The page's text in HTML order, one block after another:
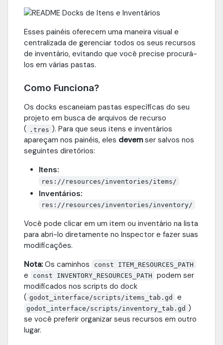
Esses painéis oferecem uma maneira visual e
centralizada de gerenciar todos os seus recursos
de inventário, evitando que você precise procurá-
los em várias pastas.
Como Funciona?
Os docks escaneiam pastas específicas do seu
projeto em busca de arquivos de recurso
( .tres ). Para que seus itens e inventários
apareçam nos painéis, eles devemser salvos nos
seguintes diretórios:
Itens:
res://resources/inventories/items/
Inventários:
res://resources/inventories/inventory/
Você pode clicar em um item ou inventário na lista
para abri-lo diretamente no Inspector e fazer suas
modificações.
Nota:Os caminhos const ITEM_RESOURCES_PATH
e const INVENTORY_RESOURCES_PATH
podem ser
modificados nos scripts do dock
( godot_interface/scripts/items_tab.gd e
godot_interface/scripts/inventory_tab.gd )
se você preferir organizar seus recursos em outro
lugar.